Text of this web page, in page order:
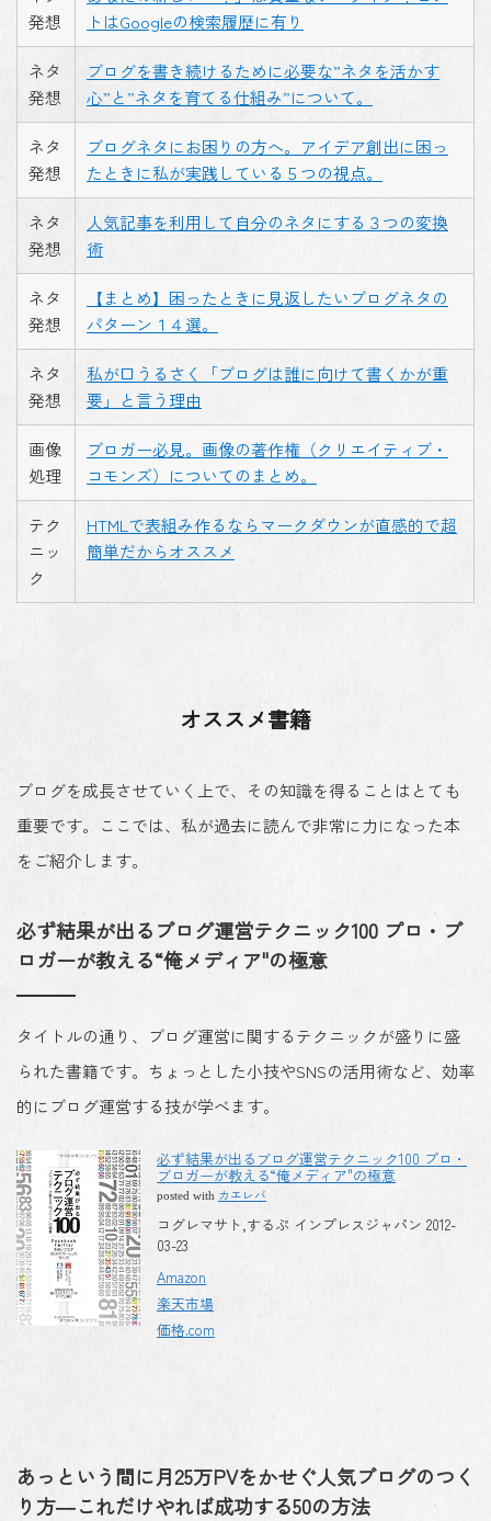
発想
トはGoogleの検索履歴に有り
ネタ
発想
ブログを書き続けるために必要な”ネタを活かす
心”と”ネタを育てる仕組み”について。
ネタ
発想
ブログネタにお困りの方へ。アイデア創出に困っ
たときに私が実践している５つの視点。
ネタ
発想
人気記事を利用して自分のネタにする３つの変換
術
ネタ
発想
【まとめ】困ったときに見返したいブログネタの
パターン１４選。
ネタ
発想
私が口うるさく「ブログは誰に向けて書くかが重
要」と言う理由
画像
処理
ブロガー必見。画像の著作権（クリエイティブ・
コモンズ）についてのまとめ。
テク
ニッ
ク
HTMLで表組み作るならマークダウンが直感的で超
簡単だからオススメ
オススメ書籍
ブログを成長させていく上で、その知識を得ることはとても
重要です。ここでは、私が過去に読んで非常に力になった本
をご紹介します。
必ず結果が出るブログ運営テクニック100 プロ・ブ
ロガーが教える“俺メディア"の極意
タイトルの通り、ブログ運営に関するテクニックが盛りに盛
られた書籍です。ちょっとした小技やSNSの活用術など、効率
的にブログ運営する技が学べます。
必ず結果が出るブログ運営テクニック100 プロ・
ブロガーが教える“俺メディア"の極意
posted with カエレバ
コグレマサト,するぷ インプレスジャパン 2012-
03-23
Amazon
楽天市場
価格.com
あっという間に月25万PVをかせぐ人気ブログのつく
り方―これだけやれば成功する50の方法